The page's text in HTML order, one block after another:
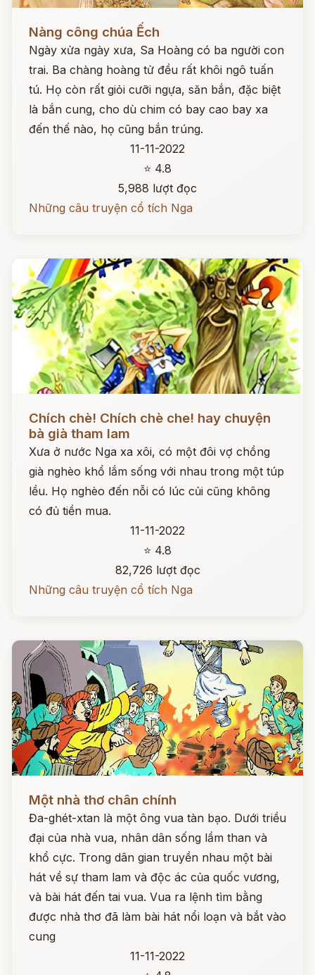
Nàng công chúa Ếch
Ngày xửa ngày xưa, Sa Hoàng có ba người con
trai. Ba chàng hoàng tử đều rất khôi ngô tuấn
tú. Họ còn rất giỏi cưỡi ngựa, săn bắn, đặc biệt
là bắn cung, cho dù chim có bay cao bay xa
đến thế nào, họ cũng bắn trúng.
11-11-2022
⭐ 4.8
5,988 lượt đọc
Những câu truyện cổ tích Nga
Chích chè! Chích chè che! hay chuyện
bà già tham lam
Xưa ở nước Nga xa xôi, có một đôi vợ chồng
già nghèo khổ lắm sống với nhau trong một túp
lều. Họ nghèo đến nỗi có lúc củi cũng không
có đủ tiền mua.
11-11-2022
⭐ 4.8
82,726 lượt đọc
Những câu truyện cổ tích Nga
Một nhà thơ chân chính
Đa-ghét-xtan là một ông vua tàn bạo. Dưới triều
đại của nhà vua, nhân dân sống lầm than và
khổ cực. Trong dân gian truyền nhau một bài
hát về sự tham lam và độc ác của quốc vương,
và bài hát đến tai vua. Vua ra lệnh tìm bằng
được nhà thơ đã làm bài hát nổi loạn và bắt vào
cung
11-11-2022